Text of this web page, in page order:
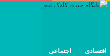
اجتماعی اقتصادی